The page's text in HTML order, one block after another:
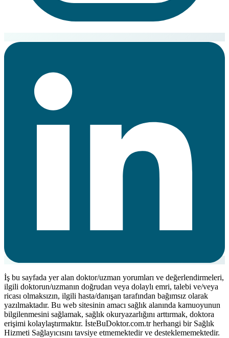
İş bu sayfada yer alan doktor/uzman yorumları ve değerlendirmeleri,
ilgili doktorun/uzmanın doğrudan veya dolaylı emri, talebi ve/veya
ricası olmaksızın, ilgili hasta/danışan tarafından bağımsız olarak
yazılmaktadır. Bu web sitesinin amacı sağlık alanında kamuoyunun
bilgilenmesini sağlamak, sağlık okuryazarlığını arttırmak, doktora
erişimi kolaylaştırmaktır. İsteBuDoktor.com.tr herhangi bir Sağlık
Hizmeti Sağlayıcısını tavsiye etmemektedir ve desteklememektedir.